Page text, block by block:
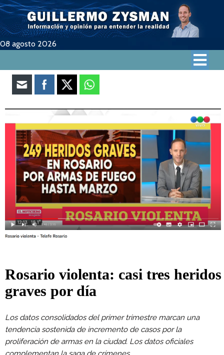
08 agosto 2026
Rosario violenta: casi tres heridos
graves por día
Los datos consolidados del primer trimestre marcan una
tendencia sostenida de incremento de casos por la
proliferación de armas en la ciudad. Los datos oficiales